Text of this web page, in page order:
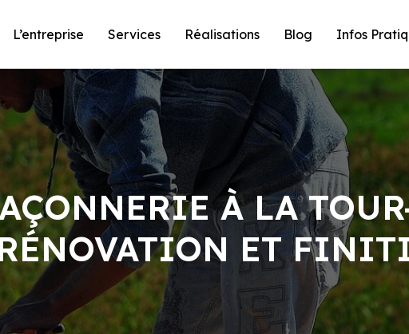
L’entreprise Services Réalisations Blog Infos
À LA
ET